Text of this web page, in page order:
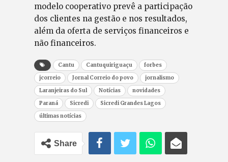
modelo cooperativo prevê a participação
dos clientes na gestão e nos resultados,
além da oferta de serviços financeiros e
não financeiros.
Cantu Cantuquiriguaçu
forbes
jcorreio
Jornal Correio do povo
jornalismo
Laranjeiras do Sul
Notícias
novidades
Paraná
Sicredi
Sicredi Grandes Lagos
últimas notícias
Share